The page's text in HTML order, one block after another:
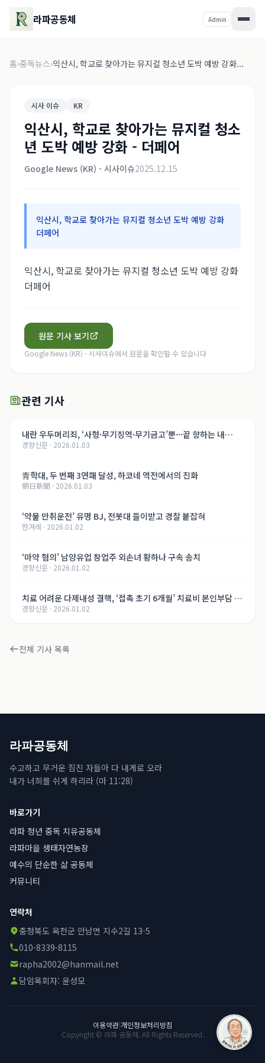
라파공동체 Admin
홈›중독뉴스›익산시, 학교로 찾아가는 뮤지컬 청소년 도박 예방 강화...
시사 이슈 KR
익산시, 학교로 찾아가는 뮤지컬 청소
년 도박 예방 강화 - 더페어
Google News (KR) - 시사이슈2025.12.15
익산시, 학교로 찾아가는 뮤지컬 청소년 도박 예방 강화
더페어
익산시, 학교로 찾아가는 뮤지컬 청소년 도박 예방 강화
더페어
원문 기사 보기
Google News (KR) - 시사이슈에서 원문을 확인할 수 있습니다
관련 기사
내란 우두머리죄, ‘사형·무기징역·무기금고’뿐···끝 향하는 내
란 재판, 윤석열의 운명은[법정 417호, 내란의 기록]
경향신문 · 2026.01.03
青학대, 두 번째 3연패 달성, 하코네 역전에서의 진화
朝日新聞 · 2026.01.03
‘약물 만취운전’ 유명 BJ, 전봇대 들이받고 경찰 붙잡혀
한겨레 · 2026.01.02
‘마약 혐의’ 남양유업 창업주 외손녀 황하나 구속 송치
경향신문 · 2026.01.02
치료 어려운 다제내성 결핵, ‘접촉 초기 6개월’ 치료비 본인부담 면
제
경향신문 · 2026.01.02
전체 기사 목록
라파공동체
수고하고 무거운 짐진 자들아 다 내게로 오라
내가 너희를 쉬게 하리라 (마 11:28)
바로가기
라파 청년 중독 치유공동체
라파마을 생태자연농장
예수의 단순한 삶 공동체
커뮤니티
연락처
충청북도 옥천군 안남면 지수2길 13-5
010-8339-8115
rapha2002@hanmail.net
담임목회자: 윤성모
이용약관|개인정보처리방침
Copyright © 라파 공동체. All Rights Reserved.